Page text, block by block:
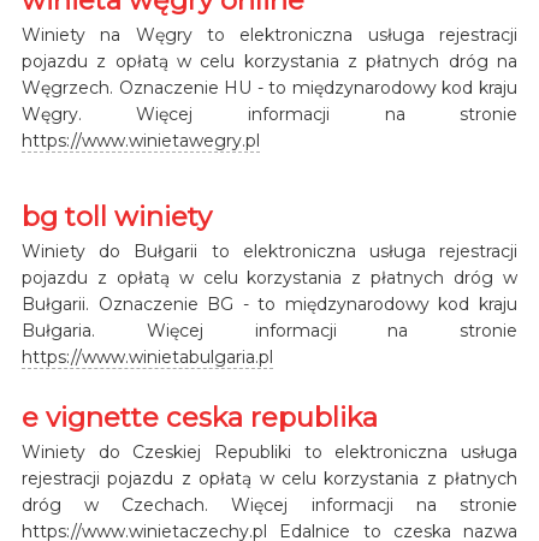
Winiety na Węgry to elektroniczna usługa rejestracji
pojazdu z opłatą w celu korzystania z płatnych dróg na
Węgrzech. Oznaczenie HU - to międzynarodowy kod kraju
Węgry. Więcej informacji na stronie
https://www.winietawegry.pl
bg toll winiety
Winiety do Bułgarii to elektroniczna usługa rejestracji
pojazdu z opłatą w celu korzystania z płatnych dróg w
Bułgarii. Oznaczenie BG - to międzynarodowy kod kraju
Bułgaria. Więcej informacji na stronie
https://www.winietabulgaria.pl
e vignette ceska republika
Winiety do Czeskiej Republiki to elektroniczna usługa
rejestracji pojazdu z opłatą w celu korzystania z płatnych
dróg w Czechach. Więcej informacji na stronie
https://www.winietaczechy.pl Edalnice to czeska nazwa